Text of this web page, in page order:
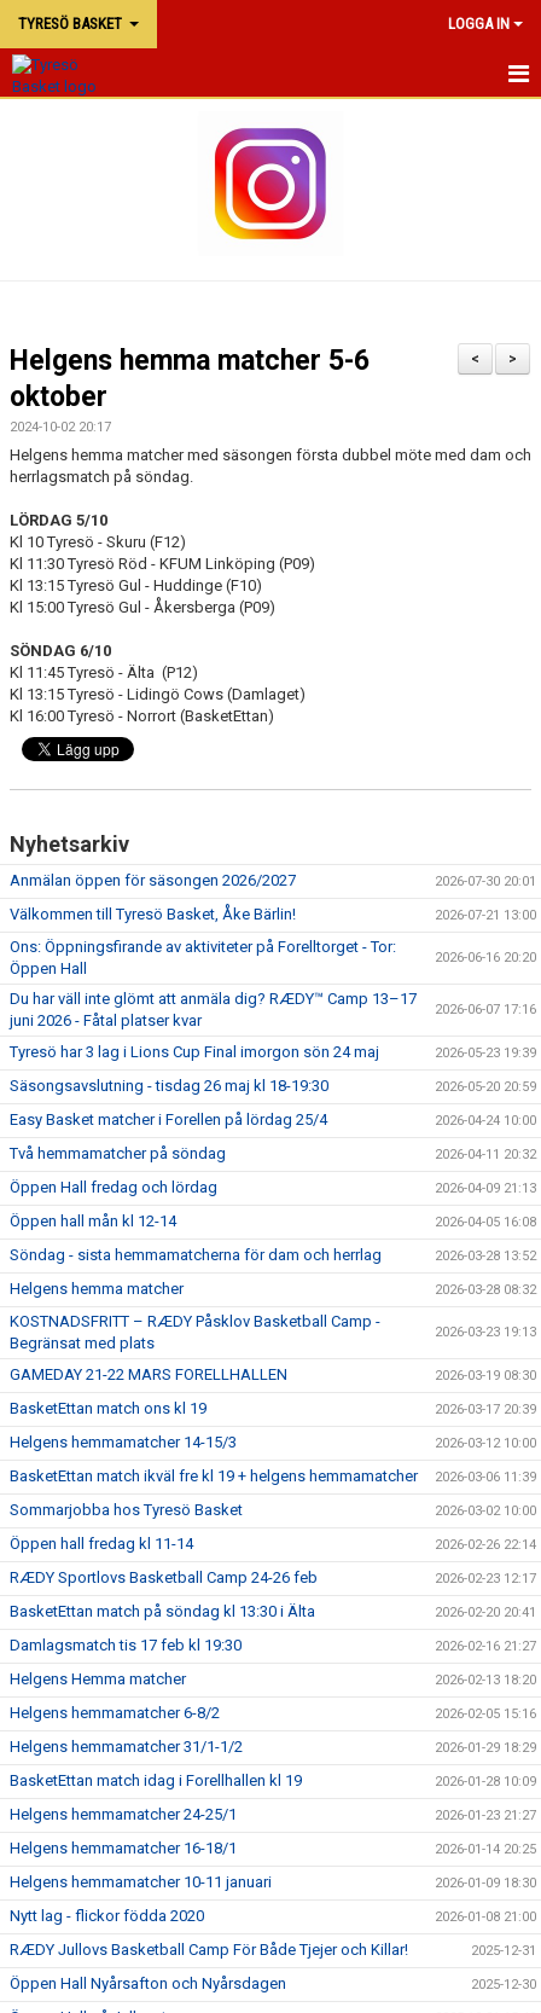
TYRESÖ BASKET LOGGA IN
DOKUMENT
>
<
Helgens hemma matcher 5-6
oktober
2024-10-02 20:17
Helgens hemma matcher med säsongen första dubbel möte med dam och
herrlagsmatch på söndag.
LÖRDAG 5/10
Kl 10 Tyresö - Skuru (F12)
Kl 11:30 Tyresö Röd - KFUM Linköping (P09)
Kl 13:15 Tyresö Gul - Huddinge (F10)
Kl 15:00 Tyresö Gul - Åkersberga (P09)
SÖNDAG 6/10
Kl 11:45 Tyresö - Älta (P12)
Kl 13:15 Tyresö - Lidingö Cows (Damlaget)
Kl 16:00 Tyresö - Norrort (BasketEttan)
Nyhetsarkiv
Anmälan öppen för säsongen 2026/2027 2026-07-30 20:01
Välkommen till Tyresö Basket, Åke Bärlin! 2026-07-21 13:00
Ons: Öppningsfirande av aktiviteter på Forelltorget - Tor:
Öppen Hall
2026-06-16 20:20
Du har väll inte glömt att anmäla dig? RÆDY™ Camp 13–17
juni 2026 - Fåtal platser kvar
2026-06-07 17:16
Tyresö har 3 lag i Lions Cup Final imorgon sön 24 maj 2026-05-23 19:39
Säsongsavslutning - tisdag 26 maj kl 18-19:30 2026-05-20 20:59
Easy Basket matcher i Forellen på lördag 25/4 2026-04-24 10:00
Två hemmamatcher på söndag 2026-04-11 20:32
Öppen Hall fredag och lördag 2026-04-09 21:13
Öppen hall mån kl 12-14 2026-04-05 16:08
Söndag - sista hemmamatcherna för dam och herrlag 2026-03-28 13:52
Helgens hemma matcher 2026-03-28 08:32
KOSTNADSFRITT – RÆDY Påsklov Basketball Camp -
Begränsat med plats
2026-03-23 19:13
GAMEDAY 21-22 MARS FORELLHALLEN 2026-03-19 08:30
BasketEttan match ons kl 19 2026-03-17 20:39
Helgens hemmamatcher 14-15/3 2026-03-12 10:00
BasketEttan match ikväl fre kl 19 + helgens hemmamatcher 2026-03-06 11:39
Sommarjobba hos Tyresö Basket 2026-03-02 10:00
Öppen hall fredag kl 11-14 2026-02-26 22:14
RÆDY Sportlovs Basketball Camp 24-26 feb 2026-02-23 12:17
BasketEttan match på söndag kl 13:30 i Älta 2026-02-20 20:41
Damlagsmatch tis 17 feb kl 19:30 2026-02-16 21:27
Helgens Hemma matcher 2026-02-13 18:20
Helgens hemmamatcher 6-8/2 2026-02-05 15:16
Helgens hemmamatcher 31/1-1/2 2026-01-29 18:29
BasketEttan match idag i Forellhallen kl 19 2026-01-28 10:09
Helgens hemmamatcher 24-25/1 2026-01-23 21:27
Helgens hemmamatcher 16-18/1 2026-01-14 20:25
Helgens hemmamatcher 10-11 januari 2026-01-09 18:30
Nytt lag - flickor födda 2020 2026-01-08 21:00
RÆDY Jullovs Basketball Camp För Både Tjejer och Killar! 2025-12-31
Öppen Hall Nyårsafton och Nyårsdagen 2025-12-30